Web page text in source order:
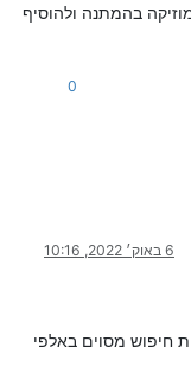
בהמתנה ולהוסיף
0
6 באוק׳ 2022, 10:16
חיפוש מסוים באלפי